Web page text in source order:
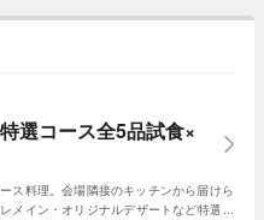
選コース全5品試食×
ス料理。会場隣接のキッチンから届けら
メイン・オリジナルデザートなど特選コ